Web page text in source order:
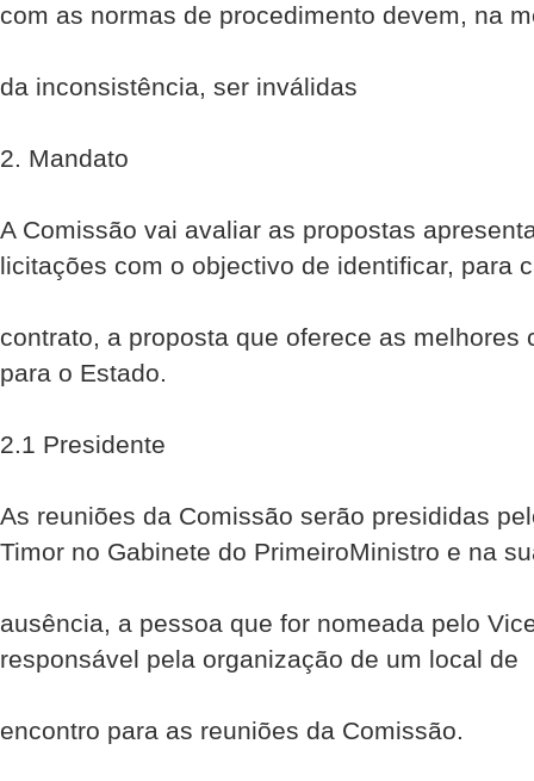
com as normas de procedimento devem, na
da inconsistência, ser inválidas
2. Mandato
A Comissão vai avaliar as propostas
licitações com o objectivo de identificar, para
contrato, a proposta que oferece as melhores
para o Estado.
2.1 Presidente
As reuniões da Comissão serão presididas
Timor no Gabinete do Primeiro­Ministro e na
ausência, a pessoa que for nomeada pelo
responsável pela organização de um local de
encontro para as reuniões da Comissão.